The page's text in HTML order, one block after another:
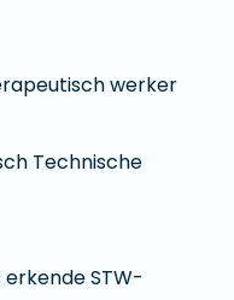
werker
Technische
erkende STW-